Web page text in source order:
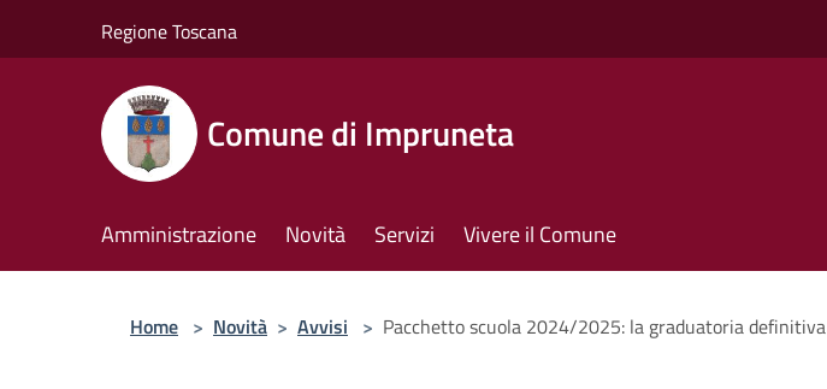
Regione Toscana
Comune di Impruneta
Amministrazione Novità Servizi Vivere il Comune
Home > Novità > Avvisi > Pacchetto scuola 2024/2025: la graduatoria definitiva